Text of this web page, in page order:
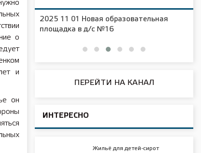
о
и
он
2025 11 01 Новая образовательная
площадка в д/с №16
ПЕРЕЙТИ НА КАНАЛ
ИНТЕРЕСНО
Жильё для детей-сирот